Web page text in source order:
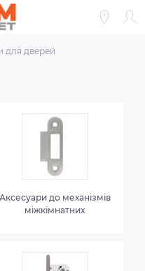
для дверей
Аксесуари до механізмів
міжкімнатних